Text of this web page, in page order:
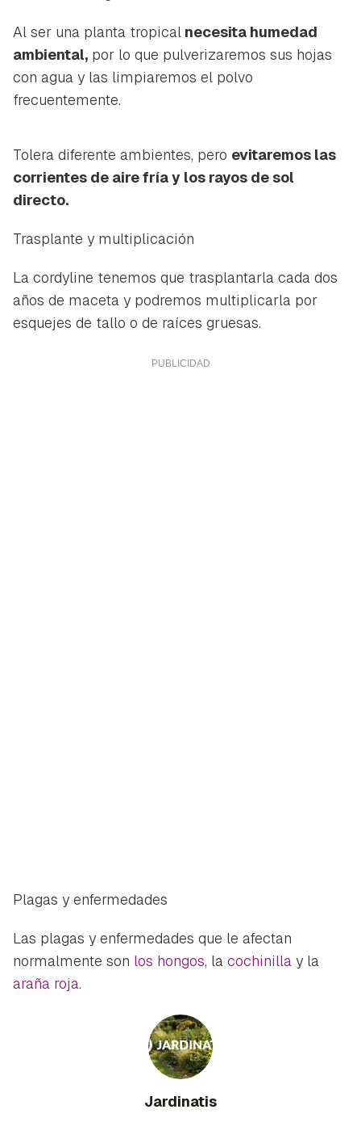
Al ser una planta tropical necesita humedad
ambiental, por lo que pulverizaremos sus hojas
con agua y las limpiaremos el polvo
frecuentemente.
Tolera diferente ambientes, pero evitaremos las
corrientes de aire fría y los rayos de sol
directo.
Trasplante y multiplicación
La cordyline tenemos que trasplantarla cada dos
años de maceta y podremos multiplicarla por
esquejes de tallo o de raíces gruesas.
Plagas y enfermedades
Las plagas y enfermedades que le afectan
normalmente son los hongos, la cochinilla y la
araña roja.
Jardinatis